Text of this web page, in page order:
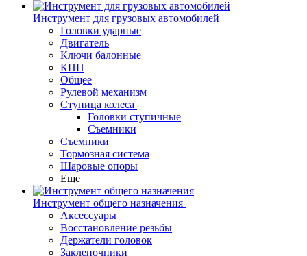
Инструмент для грузовых автомобилей
Головки ударные
Двигатель
Ключи балонные
КПП
Общее
Рулевой механизм
Ступица колеса
Головки ступичные
Съемники
Съемники
Тормозная система
Шаровые опоры
Еще
Инструмент общего назначения
Аксессуары
Восстановление резьбы
Держатели головок
Заклепочники